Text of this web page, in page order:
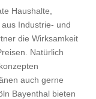
Haushalte,
Industrie- und
die Wirksamkeit
Natürlich
auch gerne
Bayenthal bieten